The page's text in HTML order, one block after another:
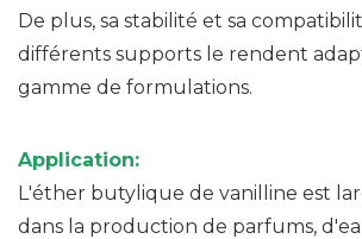
De plus, sa stabilité et sa
différents supports le rendent
gamme de formulations.
Application:
L'éther butylique de vanilline est
dans la production de parfums,